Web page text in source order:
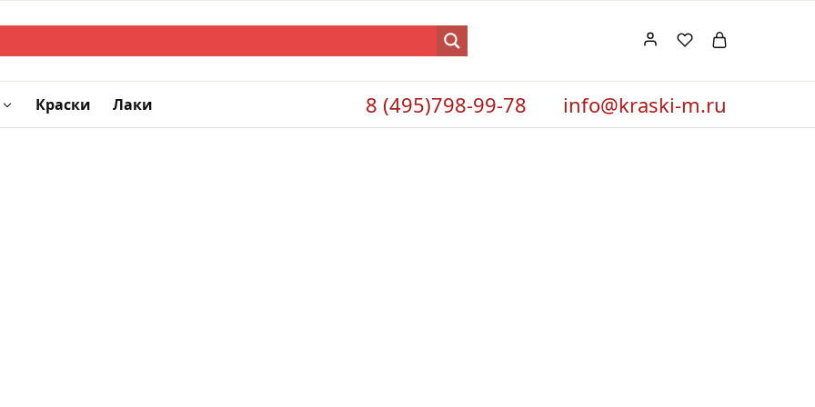
Краски Лаки 8 (495)798-99-78 info@kraski-m.ru